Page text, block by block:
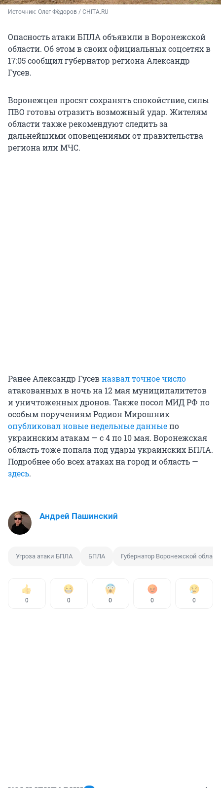
Источник: Олег Фёдоров / CHITA.RU
Опасность атаки БПЛА объявили в Воронежской
области. Об этом в своих официальных соцсетях в
17:05 сообщил губернатор региона Александр
Гусев.
Воронежцев просят сохранять спокойствие, силы
ПВО готовы отразить возможный удар. Жителям
области также рекомендуют следить за
дальнейшими оповещениями от правительства
региона или МЧС.
Ранее Александр Гусевназвал точное число
атакованных в ночь на 12 мая муниципалитетов
и уничтоженных дронов. Также посол МИД РФ по
особым поручениям Родион Мирошник
опубликовал новые недельные данныепо
украинским атакам — с 4 по 10 мая. Воронежская
область тоже попала под удары украинских БПЛА.
Подробнее обо всех атаках на город и область —
здесь.
Андрей Пашинский
Угроза атаки БПЛА БПЛА Губернатор Воронежской
0 0 0 0 0